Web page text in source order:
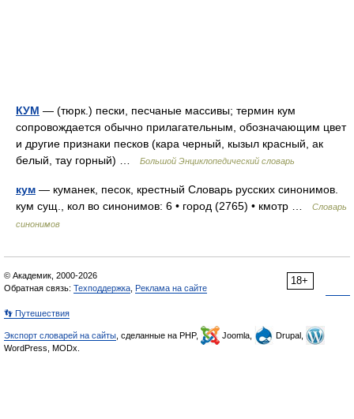
КУМ — (тюрк.) пески, песчаные массивы; термин кум
сопровождается обычно прилагательным, обозначающим цвет
и другие признаки песков (кара черный, кызыл красный, ак
белый, тау горный) …
Большой Энциклопедический словарь
кум — куманек, песок, крестный Словарь русских синонимов.
кум сущ., кол во синонимов: 6 • город (2765) • кмотр …
Словарь
синонимов
18+
© Академик, 2000-2026
Обратная связь: Техподдержка Реклама на сайте
👣 Путешествия
Экспорт словарей на сайты , сделанные на PHP, Joomla,
Drupal,
WordPress, MODx.